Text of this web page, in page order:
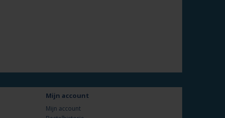
Mijn account
Mijn account